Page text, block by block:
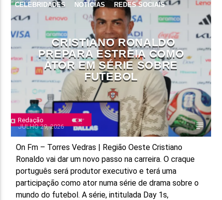
CELEBRIDADES NOTÍCIAS REDES SOCIAIS
TELEVISÃO
CRISTIANO RONALDO
PREPARA ESTREIA COMO
ATOR EM SÉRIE SOBRE
FUTEBOL
Redação
JULHO 29, 2026
On Fm – Torres Vedras | Região Oeste Cristiano
Ronaldo vai dar um novo passo na carreira. O craque
português será produtor executivo e terá uma
participação como ator numa série de drama sobre o
mundo do futebol. A série, intitulada Day 1s,